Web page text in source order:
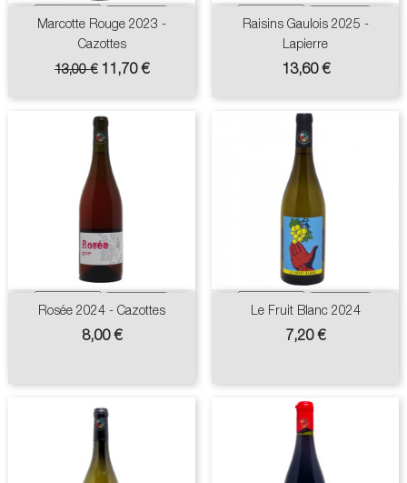
Marcotte Rouge 2023 -
Cazottes
Prix
base
13,00 € Prix
11,70 €
Raisins Gaulois 2025 -
Lapierre
Prix
13,60 €
Rosée 2024 - Cazottes
Prix
8,00 €
Le Fruit Blanc 2024
Prix
7,20 €